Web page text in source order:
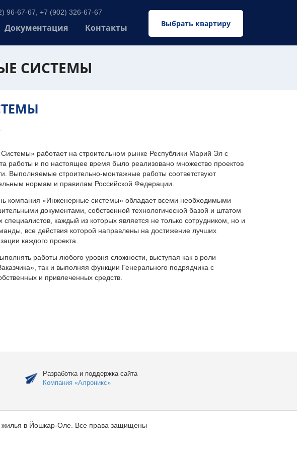
Выбрать квартиру
96-67-67, +7 (902) 326-67-67
Документация Контакты
СИСТЕМЫ
работает на строительном рынке Республики Марий Эл с
работы и по настоящее время было реализовано множество проектов
Выполняемые строительно-монтажные работы соответствуют
нормам и правилам Российской Федерации.
компания «Инженерные системы» обладает всеми необходимыми
документами, собственной технологической базой и штатом
каждый из которых является не только сотрудником, но и
все действия которой направлены на достижение лучших
каждого проекта.
работы любого уровня сложности, выступая как в роли
так и выполняя функции Генерального подрядчика с
и привлеченных средств.
Разработка и поддержка сайта
Компания «Алроникс»
в Йошкар-Оле. Все права защищены